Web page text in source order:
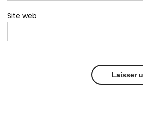
Site web